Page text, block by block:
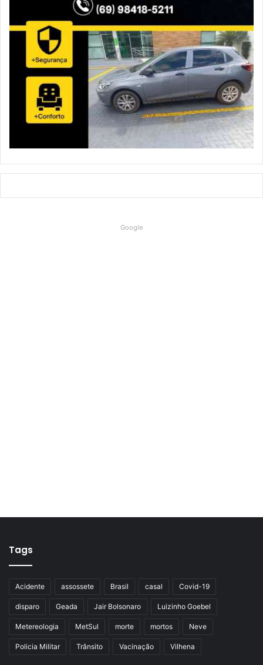
Google
Tags
Acidente assossete Brasil casal Covid-19
disparo Geada Jair Bolsonaro Luizinho Goebel
Metereologia MetSul morte mortos Neve
Policia Militar Trânsito Vacinação Vilhena